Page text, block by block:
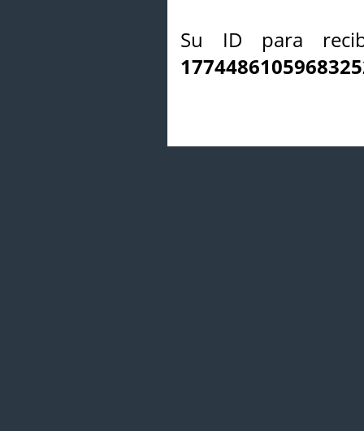
Su ID para